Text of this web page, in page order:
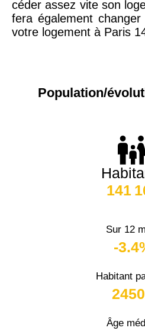
céder assez vite son
fera également
votre logement à Paris
Population/
141
Sur 12
-
Habitant
Âge